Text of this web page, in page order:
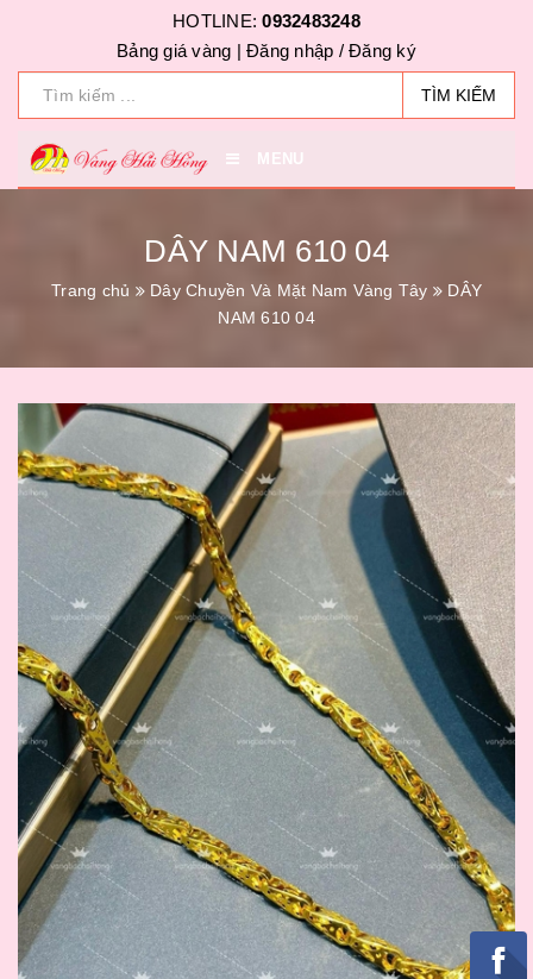
HOTLINE:0932483248
Bảng giá vàng | Đăng nhập / Đăng ký
TÌM KIẾM
MENU
DÂY NAM 610 04
Trang chủ Dây Chuyền Và Mặt Nam Vàng Tây
DÂY
NAM 610 04